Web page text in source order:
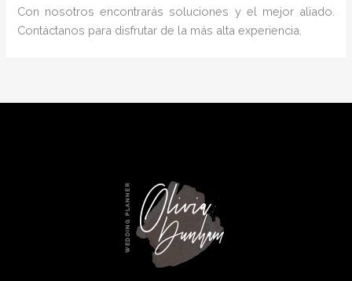
Con nosotros encontrarás soluciones y el mejor aliado.
Contáctanos para disfrutar de la más alta experiencia.